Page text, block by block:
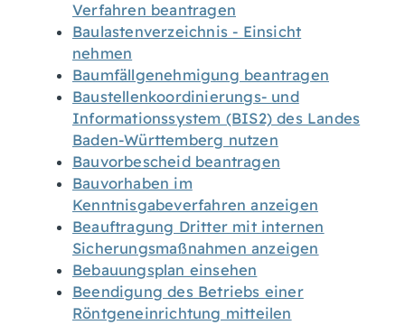
Verfahren beantragen
Baulastenverzeichnis - Einsicht
nehmen
Baumfällgenehmigung beantragen
Baustellenkoordinierungs- und
Informationssystem (BIS2) des Landes
Baden-Württemberg nutzen
Bauvorbescheid beantragen
Bauvorhaben im
Kenntnisgabeverfahren anzeigen
Beauftragung Dritter mit internen
Sicherungsmaßnahmen anzeigen
Bebauungsplan einsehen
Beendigung des Betriebs einer
Röntgeneinrichtung mitteilen